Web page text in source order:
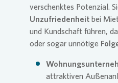
verschenktes Potenzial.
Unzufriedenheit bei
und Kundschaft führen,
oder sogar unnötige
attraktiven